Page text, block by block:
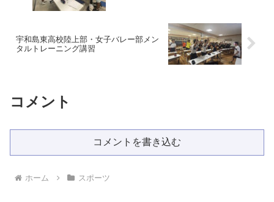
宇和島東高校陸上部・女子バレー部メン
タルトレーニング講習
コメント
コメントを書き込む
ホーム スポーツ